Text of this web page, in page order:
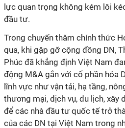
lực quan trọng không kém lôi
đầu tư.
Trong chuyến thăm chính thức
qua, khi gặp gỡ cộng đồng DN,
Phúc đã khẳng định Việt Nam
động M&A gắn với cổ phần hóa
lĩnh vực như vận tải, hạ tầng,
thương mại, dịch vụ, du lịch, xây
để các nhà đầu tư quốc tế trở
của các DN tại Việt Nam trong